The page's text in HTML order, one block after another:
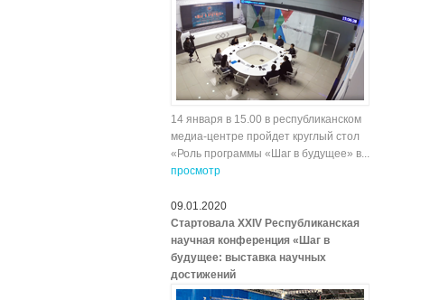
14 января в 15.00 в республиканском
медиа-центре пройдет круглый стол
«Роль программы «Шаг в будущее» в...
просмотр
09.01.2020
Стартовала XXIV Республиканская
научная конференция «Шаг в
будущее: выставка научных
достижений